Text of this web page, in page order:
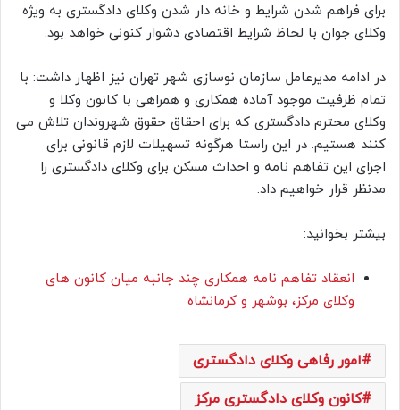
برای فراهم شدن شرایط و خانه دار شدن وکلای دادگستری به ویژه
وکلای جوان با لحاظ شرایط اقتصادی دشوار کنونی خواهد بود.
در ادامه مدیرعامل سازمان نوسازی شهر تهران نیز اظهار داشت: با
تمام ظرفیت موجود آماده همکاری و همراهی با کانون وکلا و
وکلای محترم دادگستری که برای احقاق حقوق شهروندان تلاش می
کنند هستیم. در این راستا هرگونه تسهیلات لازم قانونی برای
اجرای این تفاهم نامه و احداث مسکن برای وکلای دادگستری را
مدنظر قرار خواهیم داد.
بیشتر بخوانید:
انعقاد تفاهم نامه همکاری چند جانبه میان کانون های
وکلای مرکز، بوشهر و کرمانشاه
امور رفاهی وکلای دادگستری
کانون وکلای دادگستری مرکز